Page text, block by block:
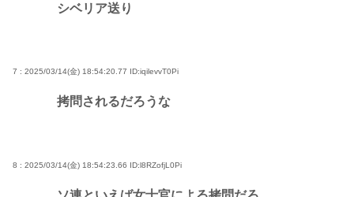
シベリア送り
7 : 2025/03/14(金) 18:54:20.77 ID:iqilevvT0Pi
拷問されるだろうな
8 : 2025/03/14(金) 18:54:23.66 ID:l8RZofjL0Pi